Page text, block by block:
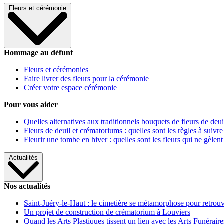
Fleurs et cérémonie
Hommage au défunt
Fleurs et cérémonies
Faire livrer des fleurs pour la cérémonie
Créer votre espace cérémonie
Pour vous aider
Quelles alternatives aux traditionnels bouquets de fleurs de
Fleurs de deuil et crématoriums : quelles sont les règles à
Fleurir une tombe en hiver : quelles sont les fleurs qui ne gèlent
Actualités
Nos actualités
Saint-Juéry-le-Haut : le cimetière se métamorphose pour
Un projet de construction de crématorium à Louviers
Quand les Arts Plastiques tissent un lien avec les Arts